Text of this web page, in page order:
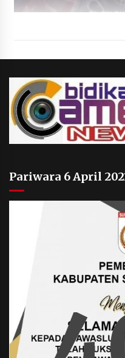
Pariwara 6 April